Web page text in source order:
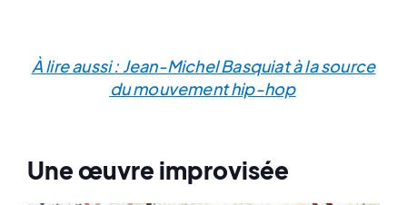
À lire aussi : Jean-Michel Basquiat à la source
du mouvement hip-hop
Une œuvre improvisée